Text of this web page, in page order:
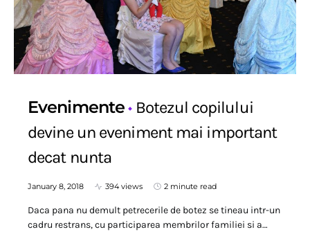
Evenimente
Botezul copilului
devine un eveniment mai important
decat nunta
January 8, 2018 394 views 2 minute read
Daca pana nu demult petrecerile de botez se tineau intr-un
cadru restrans, cu participarea membrilor familiei si a…